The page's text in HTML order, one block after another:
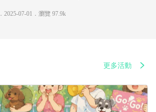
．2025-07-01． 瀏覽 97.9k
更多活動